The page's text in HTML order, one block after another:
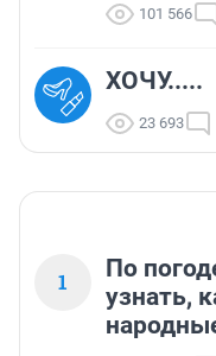
101 566
ХОЧУ.....
23 693
1
По
узнать,